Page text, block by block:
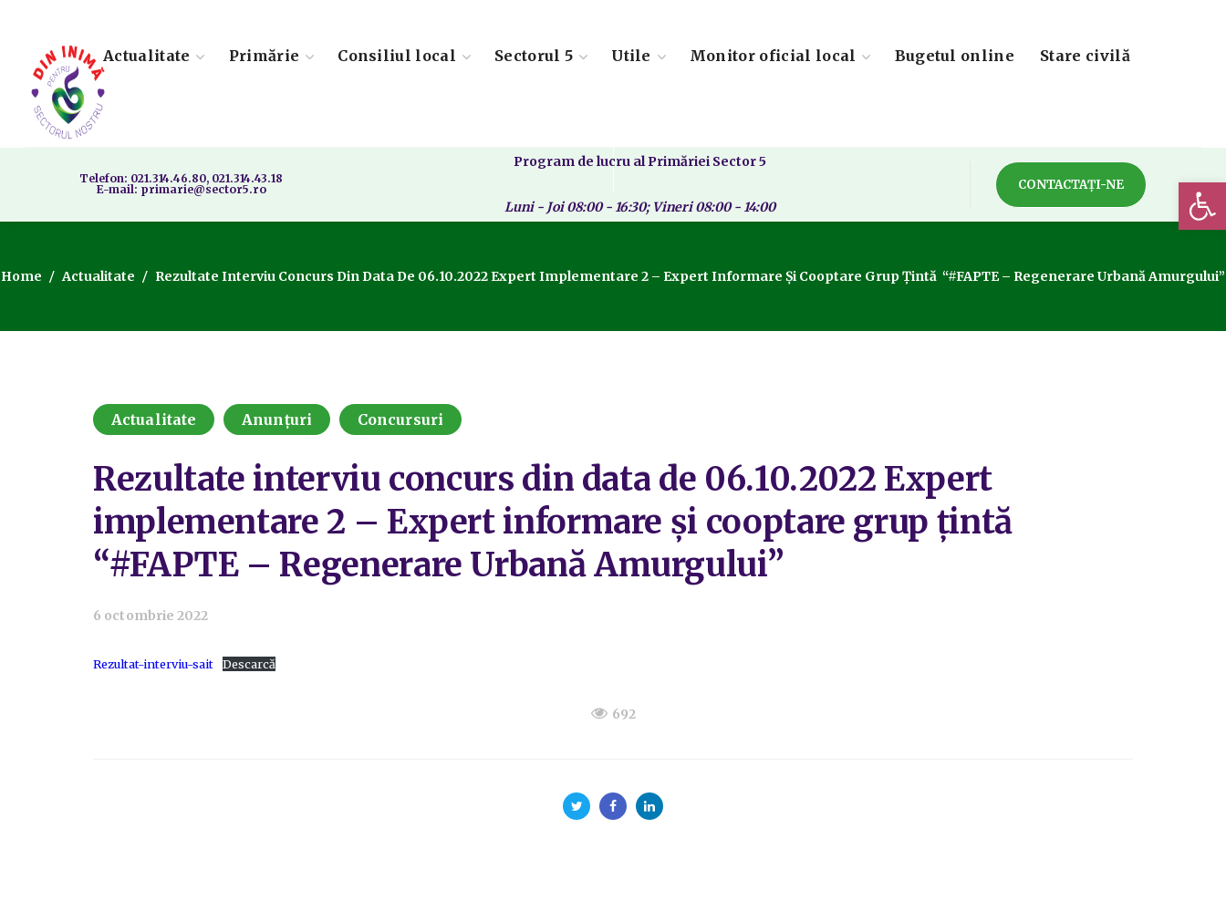
Actualitate Primărie Consiliul local Sectorul 5 Utile Monitor oficial local Bugetul online Stare civilă
Telefon: 021.314.46.80, 021.314.43.18
E-mail: primarie@sector5.ro
Program de lucru al Primăriei Sector 5
Luni - Joi 08:00 - 16:30; Vineri 08:00 - 14:00
CONTACTAȚI-NE
Home Actualitate Rezultate Interviu Concurs Din Data De 06.10.2022 Expert Implementare 2 – Expert Informare Și Cooptare Grup Țintă “#FAPTE – Regenerare Urbană Amurgului”
Actualitate Anunțuri Concursuri
Rezultate interviu concurs din data de 06.10.2022 Expert
implementare 2 – Expert informare și cooptare grup țintă
“#FAPTE – Regenerare Urbană Amurgului”
6 octombrie 2022
Rezultat-interviu-sait Descarcă
692